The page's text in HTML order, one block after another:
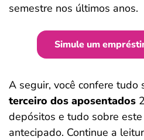
semestre nos últimos anos.
Simule um
A seguir, você confere tudo
terceiro dos aposentados
depósitos e tudo sobre
antecipado. Continue a